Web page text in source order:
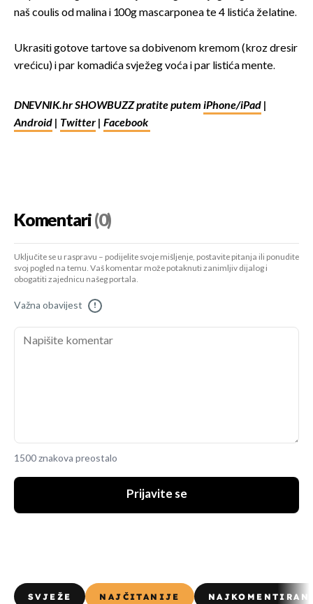
naš coulis od malina i 100g mascarponea te 4 listića želatine.
Ukrasiti gotove tartove sa dobivenom kremom (kroz dresir
vrećicu) i par komadića svježeg voća i par listića mente.
DNEVNIK.hr SHOWBUZZ pratite putem iPhone/iPad |
Android | Twitter | Facebook
Komentari(0)
Uključite se u raspravu – podijelite svoje mišljenje, postavite pitanja ili ponudite
svoj pogled na temu. Vaš komentar može potaknuti zanimljiv dijalog i
obogatiti zajednicu našeg portala.
Važna obavijest !
1500 znakova preostalo
Prijavite se
SVJEŽE NAJČITANIJE